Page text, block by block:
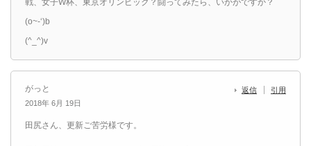
戦、女子W杯、東京オリンピック？闘ってみたら、いかがですか？
(o~-‘)b
(^_^)v
がっと
2018年 6月 19日
返信 引用
田尻さん、更新ご苦労様です。